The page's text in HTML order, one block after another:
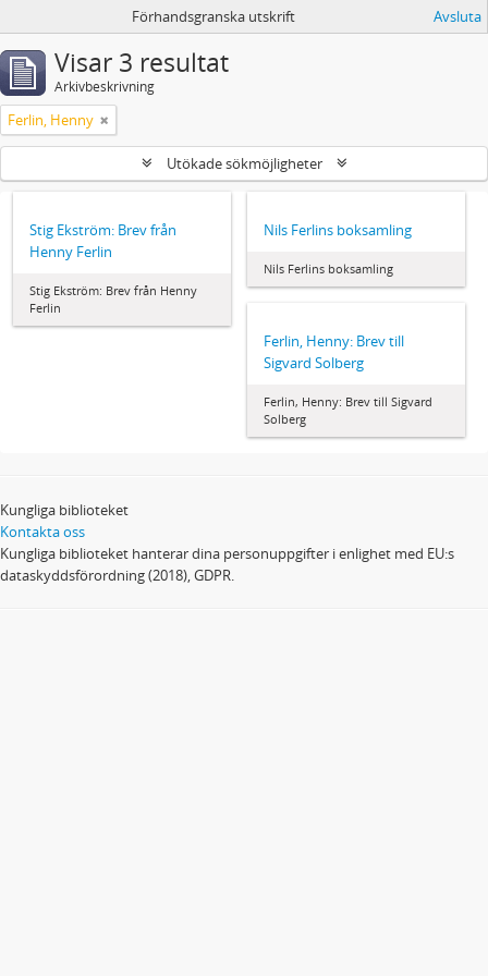
Förhandsgranska utskrift Avsluta
Visar 3 resultat
Arkivbeskrivning
Ferlin, Henny
Utökade sökmöjligheter
Stig Ekström: Brev från
Henny Ferlin
Stig Ekström: Brev från Henny
Ferlin
Nils Ferlins boksamling
Nils Ferlins boksamling
Ferlin, Henny: Brev till
Sigvard Solberg
Ferlin, Henny: Brev till Sigvard
Solberg
Kungliga biblioteket
Kontakta oss
Kungliga biblioteket hanterar dina personuppgifter i enlighet med EU:s
dataskyddsförordning (2018), GDPR.